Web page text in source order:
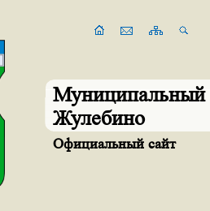
Муниципальный
Жулебино
Официальный сайт